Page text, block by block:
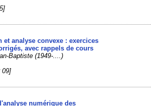
et analyse convexe : exercices
avec rappels de cours
Baptiste (1949-....)
09]
numérique des